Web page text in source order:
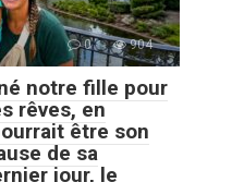
0 904
notre fille pour
rêves, en
être son
de sa
jour, le